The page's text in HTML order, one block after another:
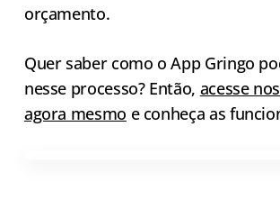
orçamento.
Quer saber como o App Gringo
nesse processo? Então, acesse
agora mesmo e conheça as